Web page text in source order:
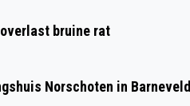
bruine rat
Norschoten in Barneveld